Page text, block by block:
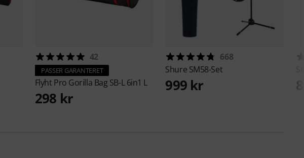
42
PASSER GARANTERET
Flyht Pro Gorilla Bag SB-L 6in1 L
298 kr
668
Shure SM58-Set
999 kr